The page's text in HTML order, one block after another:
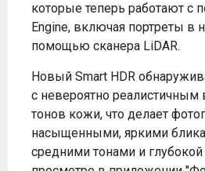
которые теперь работают с
Engine, включая портреты в
помощью сканера LiDAR.
Новый Smart HDR
с невероятно
тонов кожи, что делает
насыщенными, яркими
средними тонами и